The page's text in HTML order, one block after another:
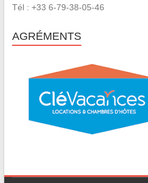
Tél : +33 6-79-38-05-46
AGRÉMENTS